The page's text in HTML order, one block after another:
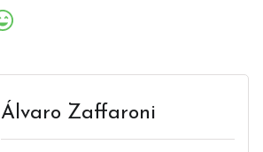
Álvaro Zaffaroni